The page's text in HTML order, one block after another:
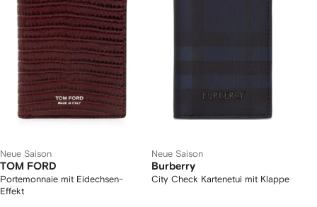
Neue Saison
TOM FORD
Portemonnaie mit Eidechsen-
Effekt
Neue Saison
Burberry
City Check Kartenetui mit Klappe